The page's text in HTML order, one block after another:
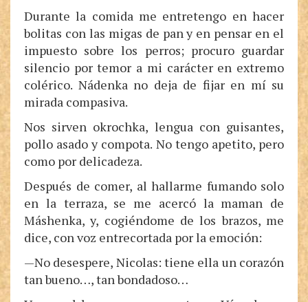
Durante la comida me entretengo en hacer
bolitas con las migas de pan y en pensar en el
impuesto sobre los perros; procuro guardar
silencio por temor a mi carácter en extremo
colérico. Nádenka no deja de fijar en mí su
mirada compasiva.
Nos sirven okrochka, lengua con guisantes,
pollo asado y compota. No tengo apetito, pero
como por delicadeza.
Después de comer, al hallarme fumando solo
en la terraza, se me acercó la maman de
Máshenka, y, cogiéndome de los brazos, me
dice, con voz entrecortada por la emoción:
—No desespere, Nicolas: tiene ella un corazón
tan bueno…, tan bondadoso…